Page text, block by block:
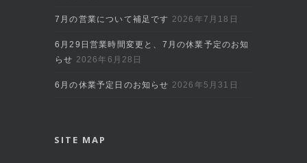
7月の営業について補足です 2026年7月18日
6月29日営業時間変更と、7月の休業予定のお知
らせ 2026年6月28日
6月の休業予定日のお知らせ 2026年5月31日
SITE MAP